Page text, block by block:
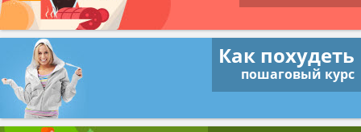
Как похудеть
пошаговый курс